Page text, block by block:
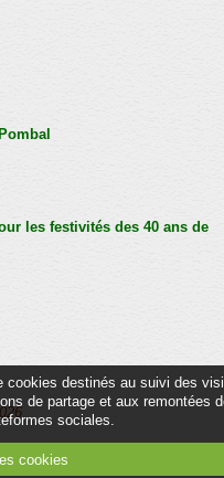
les festivités des 40 ans de
cookies destinés au suivi des
de partage et aux remontées
sociales.
cookies